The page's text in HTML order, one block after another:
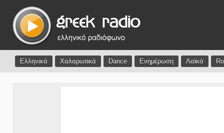
Ελληνικά Χαλαρωτικά Dance Ενημέρωση Λαϊκά